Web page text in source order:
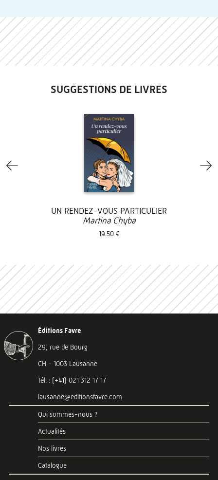
SUGGESTIONS DE LIVRES
UN RENDEZ-VOUS PARTICULIER
Martina Chyba
19.50 €
Éditions Favre
29, rue de Bourg
CH - 1003 Lausanne
Tél. : (+41) 021 312 17 17
lausanne@editionsfavre.com
Qui sommes-nous ?
Actualités
Nos livres
Catalogue